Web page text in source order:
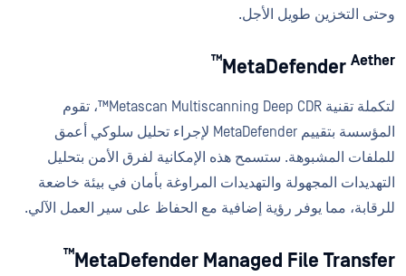
وحتى التخزين طويل الأجل.
MetaDefender Aether™
لتكملة تقنية Metascan Multiscanning Deep CDR™، تقوم
المؤسسة بتقييم MetaDefender لإجراء تحليل سلوكي أعمق
للملفات المشبوهة. ستسمح هذه الإمكانية لفرق الأمن بتحليل
التهديدات المجهولة والتهديدات المراوغة بأمان في بيئة خاضعة
للرقابة، مما يوفر رؤية إضافية مع الحفاظ على سير العمل الآلي.
MetaDefender Managed File Transfer
™